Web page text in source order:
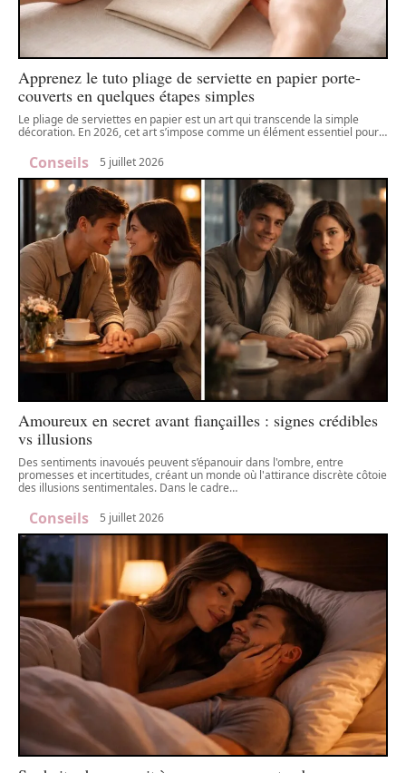
Apprenez le tuto pliage de serviette en papier porte-
couverts en quelques étapes simples
Le pliage de serviettes en papier est un art qui transcende la simple
décoration. En 2026, cet art s’impose comme un élément essentiel pour…
Conseils 5 juillet 2026
Amoureux en secret avant fiançailles : signes crédibles
vs illusions
Des sentiments inavoués peuvent s’épanouir dans l'ombre, entre
promesses et incertitudes, créant un monde où l'attirance discrète côtoie
des illusions sentimentales. Dans le cadre…
Conseils 5 juillet 2026